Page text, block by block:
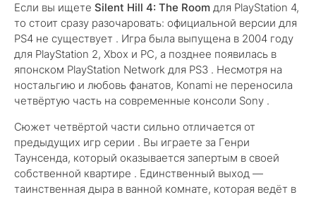
Если вы ищете Silent Hill 4: The Room для PlayStation 4,
то стоит сразу разочаровать: официальной версии для
PS4 не существует . Игра была выпущена в 2004 году
для PlayStation 2, Xbox и PC, а позднее появилась в
японском PlayStation Network для PS3 . Несмотря на
ностальгию и любовь фанатов, Konami не переносила
четвёртую часть на современные консоли Sony .
Сюжет четвёртой части сильно отличается от
предыдущих игр серии . Вы играете за Генри
Таунсенда, который оказывается запертым в своей
собственной квартире . Единственный выход —
таинственная дыра в ванной комнате, которая ведёт в